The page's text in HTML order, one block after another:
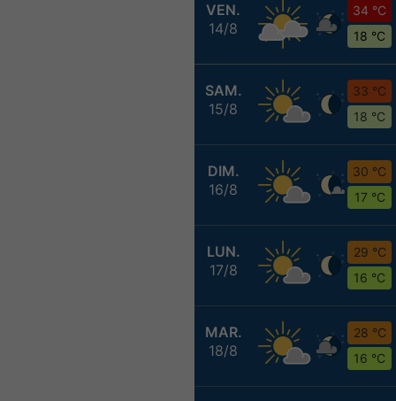
VEN.
14/8
34 °C
18 °C
SAM.
15/8
33 °C
18 °C
DIM.
16/8
30 °C
17 °C
LUN.
17/8
29 °C
16 °C
MAR.
18/8
28 °C
16 °C